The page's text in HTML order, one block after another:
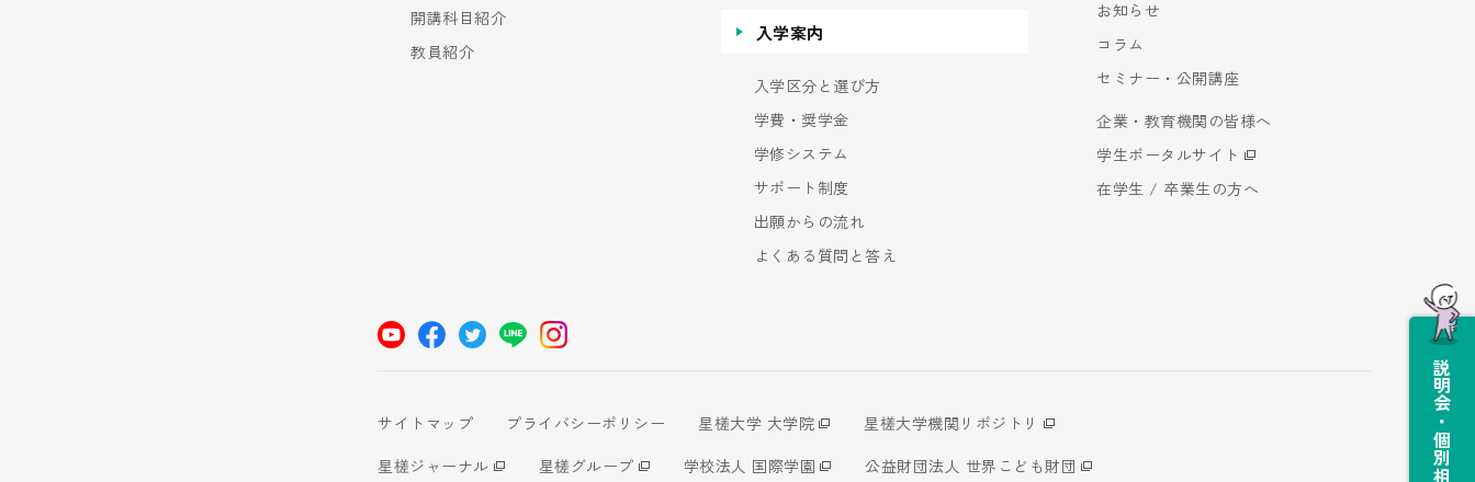
説明会・個別相談会
開講科目紹介
教員紹介
入学案内
入学区分と選び方
学費・奨学金
学修システム
サポート制度
出願からの流れ
よくある質問と答え
お知らせ
コラム
セミナー・公開講座
企業・教育機関の皆様へ
学生ポータルサイト
在学生 / 卒業生の方へ
サイトマップ プライバシーポリシー 星槎大学 大学院
星槎大学機関リポジトリ
星槎ジャーナル
星槎グループ 学校法人 国際学園 公益財団法人 世界こども財団